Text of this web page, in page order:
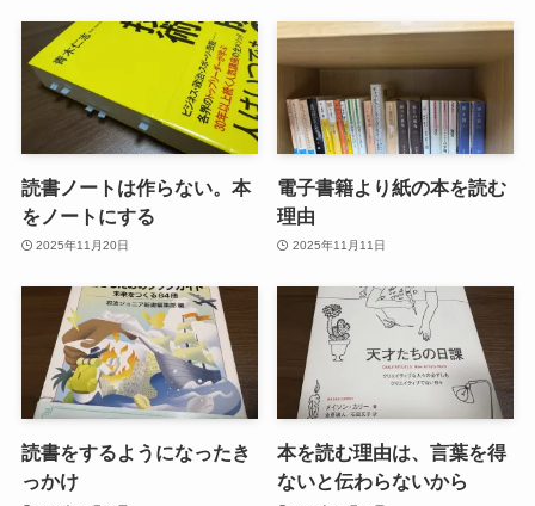
読書ノートは作らない。本
をノートにする
2025年11月20日
電子書籍より紙の本を読む
理由
2025年11月11日
読書をするようになったき
っかけ
本を読む理由は、言葉を得
ないと伝わらないから